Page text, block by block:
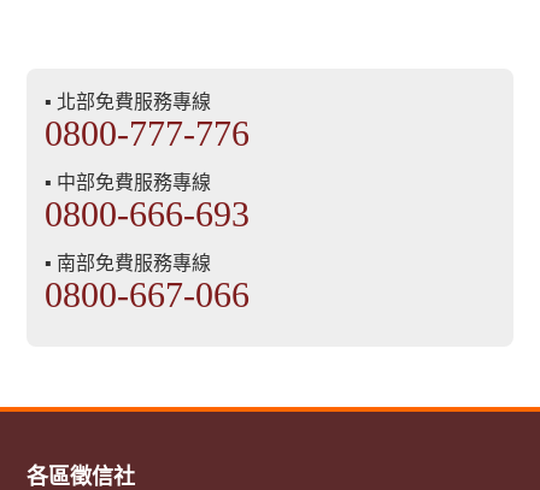
▪ 北部免費服務專線
0800-777-776
▪ 中部免費服務專線
0800-666-693
▪ 南部免費服務專線
0800-667-066
各區徵信社